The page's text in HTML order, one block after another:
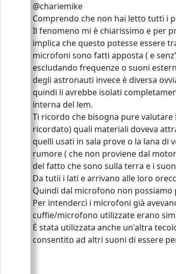
@chariemike
Comprendo che non hai letto tutti i
Il fenomeno mi è chiarissimo e per
implica che questo potesse essere
microfoni sono fatti apposta ( e
escludando frequenze o suoni
degli astronauti invece è diversa
quindi li avrebbe isolati
interna del lem.
Ti ricordo che bisogna pure
ricordato) quali materiali doveva
quelli usati in sala prove o la lana di
rumore ( che non proviene dal
del fatto che sono sulla terra e i
Da tutii i lati e arrivano alle loro
Quindi dal microfono non
Per intenderci i microfoni già
cuffie/microfono utilizzate erano
È stata utilizzata anche un'altra
consentito ad altri suoni di essere